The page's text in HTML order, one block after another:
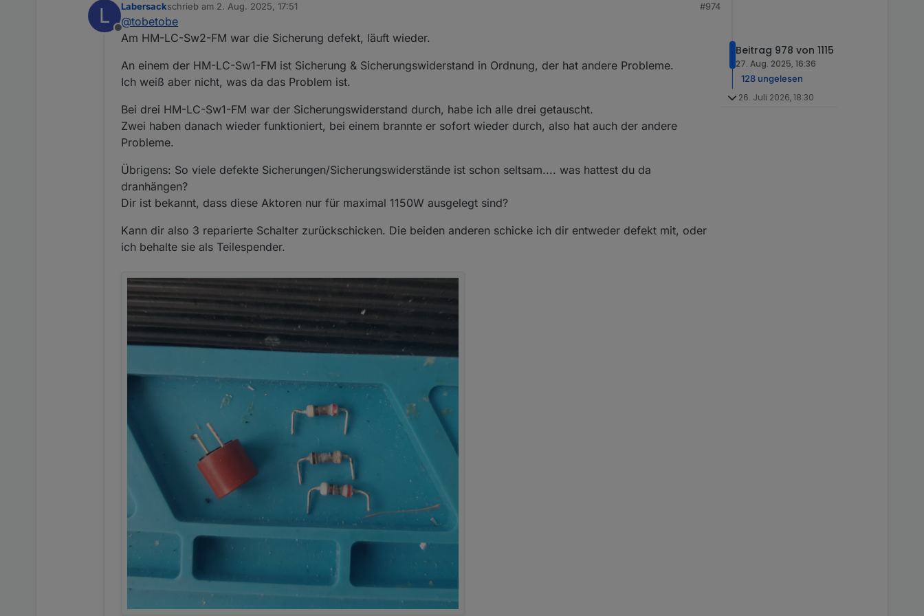
schön, dass es dein Angebot noch immer gibt. Ich habe mittlerweile 4 Stück HM-LC-Sw1-FM mit verschmortem Si-R und
Reparatur versuchen, scheitere aber daran, eine Quelle für die Si-R zu finden. Von daher hoffe ich auf dich...
Deinen ersten Post habe ich gelesen und bin mit den Bedingungen einverstanden. Bitte schicke mir deine Adresse per
Vielen Dank & Gruß
L
Offline
Labersackschrieb am 2. Aug. 2025, 17:51
zuletzt editiert von
#974
@tobetobe
Am HM-LC-Sw2-FM war die Sicherung defekt, läuft wieder.
An einem der HM-LC-Sw1-FM ist Sicherung & Sicherungswiderstand in Ordnung, der hat andere Probleme.
Ich weiß aber nicht, was da das Problem ist.
Bei drei HM-LC-Sw1-FM war der Sicherungswiderstand durch, habe ich alle drei getauscht.
Zwei haben danach wieder funktioniert, bei einem brannte er sofort wieder durch, also hat auch der andere
Probleme.
Übrigens: So viele defekte Sicherungen/Sicherungswiderstände ist schon seltsam.... was hattest du da
dranhängen?
Dir ist bekannt, dass diese Aktoren nur für maximal 1150W ausgelegt sind?
Kann dir also 3 reparierte Schalter zurückschicken. Die beiden anderen schicke ich dir entweder defekt mit, oder
ich behalte sie als Teilespender.
Beitrag 978 von 1115
27. Aug. 2025, 16:36
128 ungelesen
26. Juli 2026, 18:30